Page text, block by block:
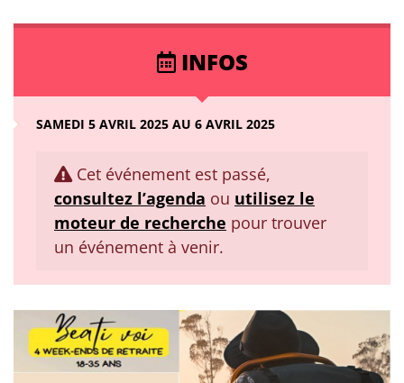
INFOS
SAMEDI 5 AVRIL 2025 AU 6 AVRIL 2025
Cet événement est passé,
consultez l’agenda ou utilisez le
moteur de recherche pour trouver
un événement à venir.